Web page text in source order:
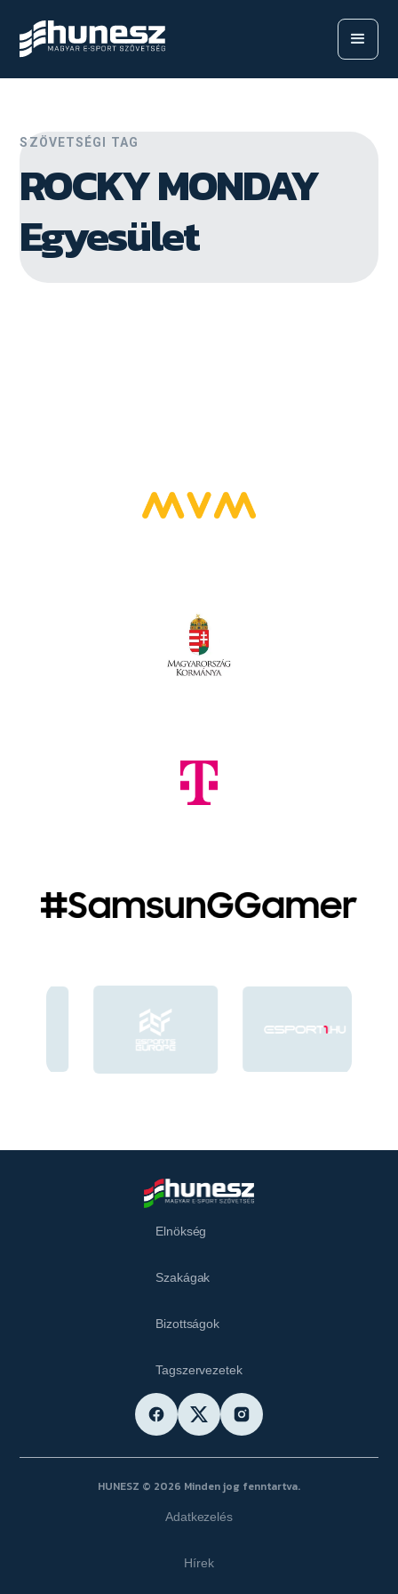
SZÖVETSÉGI TAG
ROCKY MONDAY
Egyesület
Elnökség
Szakágak
Bizottságok
Tagszervezetek
HUNESZ © 2026 Minden jog fenntartva.
Adatkezelés
Hírek